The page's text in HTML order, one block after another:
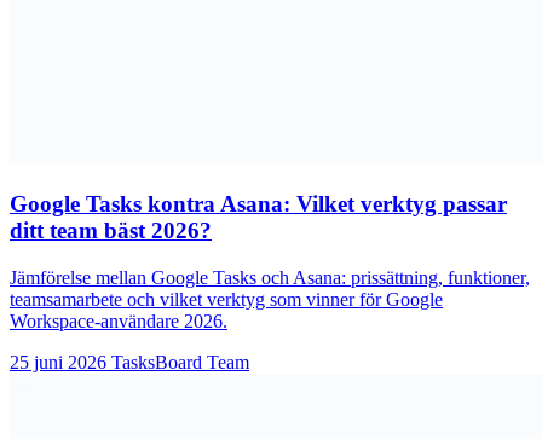
Google Tasks kontra Asana: Vilket verktyg passar
ditt team bäst 2026?
Jämförelse mellan Google Tasks och Asana: prissättning, funktioner,
teamsamarbete och vilket verktyg som vinner för Google
Workspace-användare 2026.
25 juni 2026 TasksBoard Team